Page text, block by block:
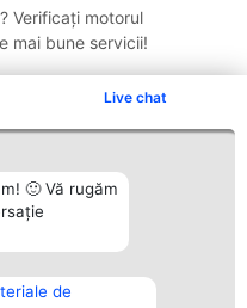
Live chat
🙂 Vă rugăm
de
Verificați motorul
mai bune servicii!
Contact